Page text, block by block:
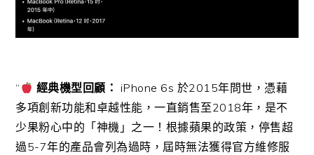
“ 經典機型回顧： iPhone 6s 於2015年問世，憑藉
多項創新功能和卓越性能，一直銷售至2018年，是不
少果粉心中的「神機」之一！根據蘋果的政策，停售超
過5-7年的產品會列為過時，屆時無法獲得官方維修服